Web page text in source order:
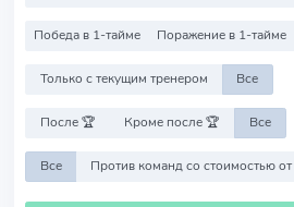
Победа в 1-тайме Поражение в 1-тайме
Только с текущим тренером Все
После 🏆 Кроме после 🏆 Все
Все Против команд со стоимостью от